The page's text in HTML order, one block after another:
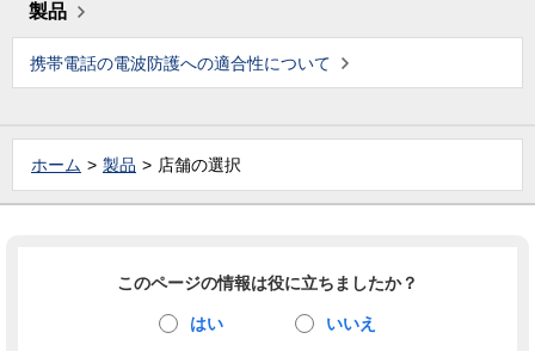
製品
携帯電話の電波防護への適合性について
ホーム 製品 店舗の選択
このページの情報は役に立ちましたか？
はい いいえ